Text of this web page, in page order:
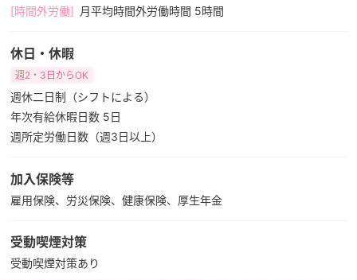
[時間外労働] 月平均時間外労働時間 5時間
休日・休暇
週2・3日からOK
週休二日制（シフトによる）
年次有給休暇日数 5日
週所定労働日数（週3日以上）
加入保険等
雇用保険、労災保険、健康保険、厚生年金
受動喫煙対策
受動喫煙対策あり